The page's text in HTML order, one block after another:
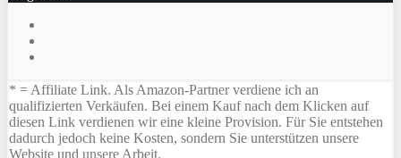
* = Affiliate Link. Als Amazon-Partner verdiene ich an
qualifizierten Verkäufen. Bei einem Kauf nach dem Klicken auf
diesen Link verdienen wir eine kleine Provision. Für Sie entstehen
dadurch jedoch keine Kosten, sondern Sie unterstützen unsere
Website und unsere Arbeit.